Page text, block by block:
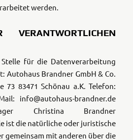
werden.
für die Datenverarbeitung
Autohaus Brandner GmbH & Co.
73 83471 Schönau a.K. Telefon:
info@autohaus-brandner.de
Christina Brandner
ist die natürliche oder juristische
gemeinsam mit anderen über die